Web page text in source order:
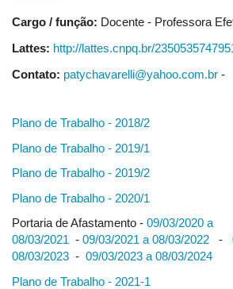
Cargo / função: Docente - Professora
Lattes: http://lattes.cnpq.br/
Contato: patychavarelli@yahoo.com.br -
Plano de Trabalho - 2018/2
Plano de Trabalho - 2019/1
Plano de Trabalho - 2019/2
Plano de Trabalho - 2020/1
Portaria de Afastamento - 09/03/2020 a
08/03/2021 - 09/03/2021 a 08/03/2022 -
08/03/2023 - 09/03/2023 a 08/03/2024
Plano de Trabalho - 2021-1